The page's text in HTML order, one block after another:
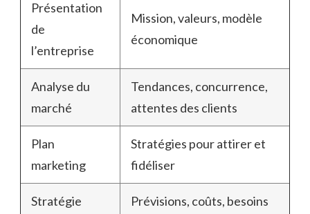
Présentation
de
l’entreprise
Mission, valeurs, modèle
économique
Analyse du
marché
Tendances, concurrence,
attentes des clients
Plan
marketing
Stratégies pour attirer et
fidéliser
Stratégie
Prévisions, coûts, besoins